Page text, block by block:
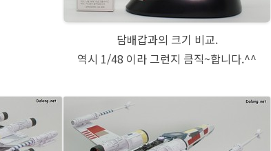
담배갑과의 크기 비교.
역시 1/48 이라 그런지 큼직~합니다.^^